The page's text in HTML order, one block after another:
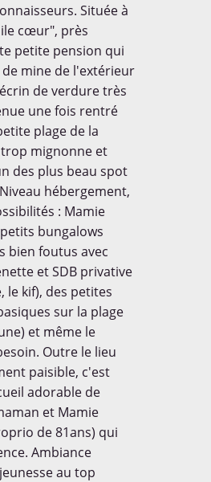
Située à
cœur", près
petite pension qui
de mine de l'extérieur
de verdure très
une fois rentré
plage de la
mignonne et
des plus beau spot
hébergement,
: Mamie
bungalows
bien foutus avec
et SDB privative
le kif), des petites
sur la plage
et même le
Outre le lieu
paisible, c'est
adorable de
et Mamie
de 81ans) qui
Ambiance
au top